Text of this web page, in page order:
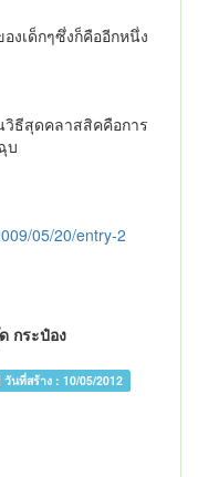
งเด็กๆซึ่งก็คืออีกหนึ่ง
วิธีสุดคลาสสิคคือการ
บ
05/20/entry-2
กระป๋อง
วันที่สร้าง :10/05/2012